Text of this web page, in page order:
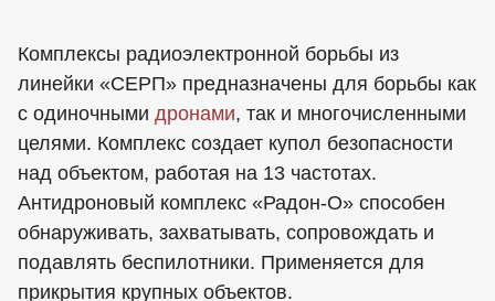
Комплексы радиоэлектронной борьбы из
линейки «СЕРП» предназначены для борьбы как
с одиночными дронами, так и многочисленными
целями. Комплекс создает купол безопасности
над объектом, работая на 13 частотах.
Антидроновый комплекс «Радон-О» способен
обнаруживать, захватывать, сопровождать и
подавлять беспилотники. Применяется для
прикрытия крупных объектов.